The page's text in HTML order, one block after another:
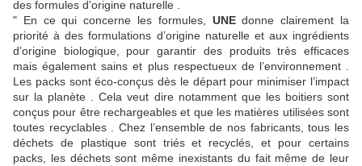
des formules d'origine naturelle .
" En ce qui concerne les formules, UNEdonne clairement la
priorité à des formulations d’origine naturelle et aux ingrédients
d’origine biologique, pour garantir des produits très efficaces
mais également sains et plus respectueux de l’environnement .
Les packs sont éco-conçus dès le départ pour minimiser l’impact
sur la planète . Cela veut dire notamment que les boitiers sont
conçus pour être rechargeables et que les matières utilisées sont
toutes recyclables . Chez l’ensemble de nos fabricants, tous les
déchets de plastique sont triés et recyclés, et pour certains
packs, les déchets sont même inexistants du fait même de leur